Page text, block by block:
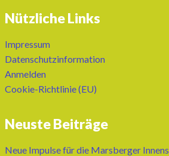
Nützliche Links
Impressum
Datenschutzinformation
Anmelden
Cookie-Richtlinie (EU)
Neuste Beiträge
Neue Impulse für die Marsberger